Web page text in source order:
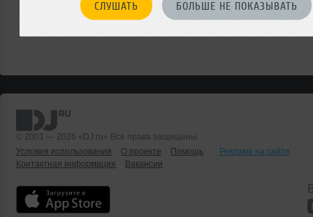
СЛУШАТЬ БОЛЬШЕ НЕ ПОКАЗЫВАТЬ
© 2001 — 2026 «DJ.ru» Все права защищены.
Условия использования
О проекте Помощь
Реклама на сайте
Контактная информация
Вакансии